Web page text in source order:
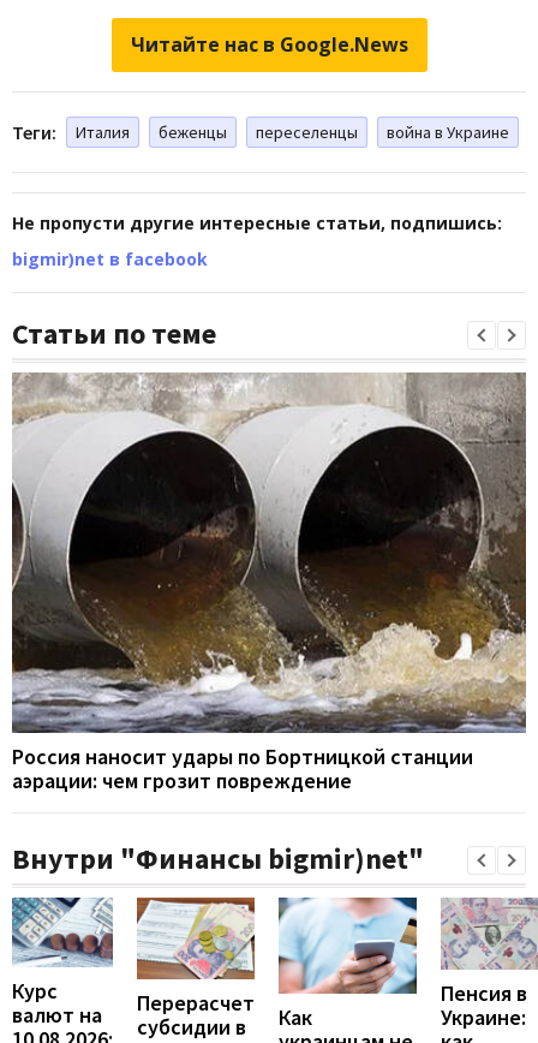
Читайте нас в Google.News
Теги: Италия беженцы переселенцы война в Украине
Не пропусти другие интересные статьи, подпишись:
bigmir)net в facebook
Статьи по теме
Россия наносит удары по Бортницкой станции
аэрации: чем грозит повреждение
Внутри "Финансы bigmir)net"
Курс
валют на
Перерасчет
субсидии в
Как
Пенсия в
Украине: